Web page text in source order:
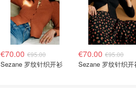
€70.00 €95.00
Sezane 罗纹针织开衫
€70.00 €95.00
Sezane 罗纹针织开